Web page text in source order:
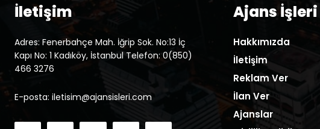
İletişim
Adres: Fenerbahçe Mah. İğrip Sok. No:13 İç
Kapı No: 1 Kadıköy, İstanbul Telefon: 0(850)
466 3276
E-posta: iletisim@ajansisleri.com
Ajans İşleri
Hakkımızda
İletişim
Reklam Ver
İlan Ver
Ajanslar